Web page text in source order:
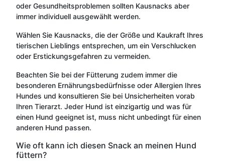
oder Gesundheitsproblemen sollten Kausnacks aber
immer individuell ausgewählt werden.
Wählen Sie Kausnacks, die der Größe und Kaukraft Ihres
tierischen Lieblings entsprechen, um ein Verschlucken
oder Erstickungsgefahren zu vermeiden.
Beachten Sie bei der Fütterung zudem immer die
besonderen Ernährungsbedürfnisse oder Allergien Ihres
Hundes und konsultieren Sie bei Unsicherheiten vorab
Ihren Tierarzt. Jeder Hund ist einzigartig und was für
einen Hund geeignet ist, muss nicht unbedingt für einen
anderen Hund passen.
Wie oft kann ich diesen Snack an meinen Hund
füttern?